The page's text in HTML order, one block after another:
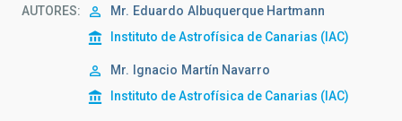
AUTORES Mr. Eduardo Albuquerque Hartmann
Instituto de Astrofísica de Canarias (IAC)
Mr. Ignacio Martín Navarro
Instituto de Astrofísica de Canarias (IAC)